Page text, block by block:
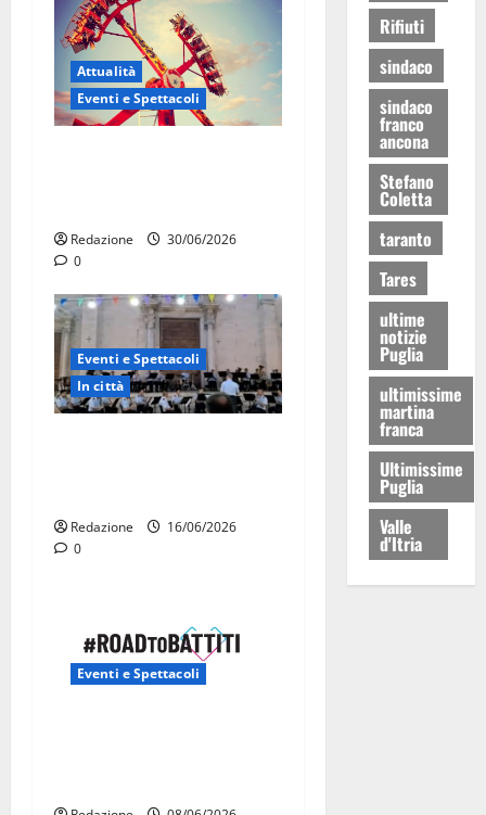
Attualità
Eventi e Spettacoli
Redazione
30/06/2026
0
Eventi e Spettacoli
In città
Redazione
16/06/2026
0
Eventi e Spettacoli
Rifiuti
sindaco
sindaco
franco
ancona
Stefano
Coletta
taranto
Tares
ultime
notizie
Puglia
ultimissime
martina
franca
Ultimissime
Puglia
Valle
d'Itria